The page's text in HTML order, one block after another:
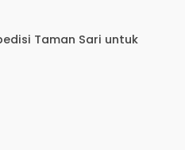
Taman Sari untuk